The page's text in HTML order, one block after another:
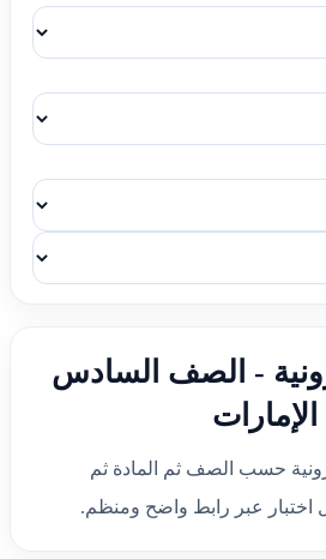
- الصف السادس
حسب الصف ثم المادة ثم
اختبار عبر رابط واضح ومنظم.